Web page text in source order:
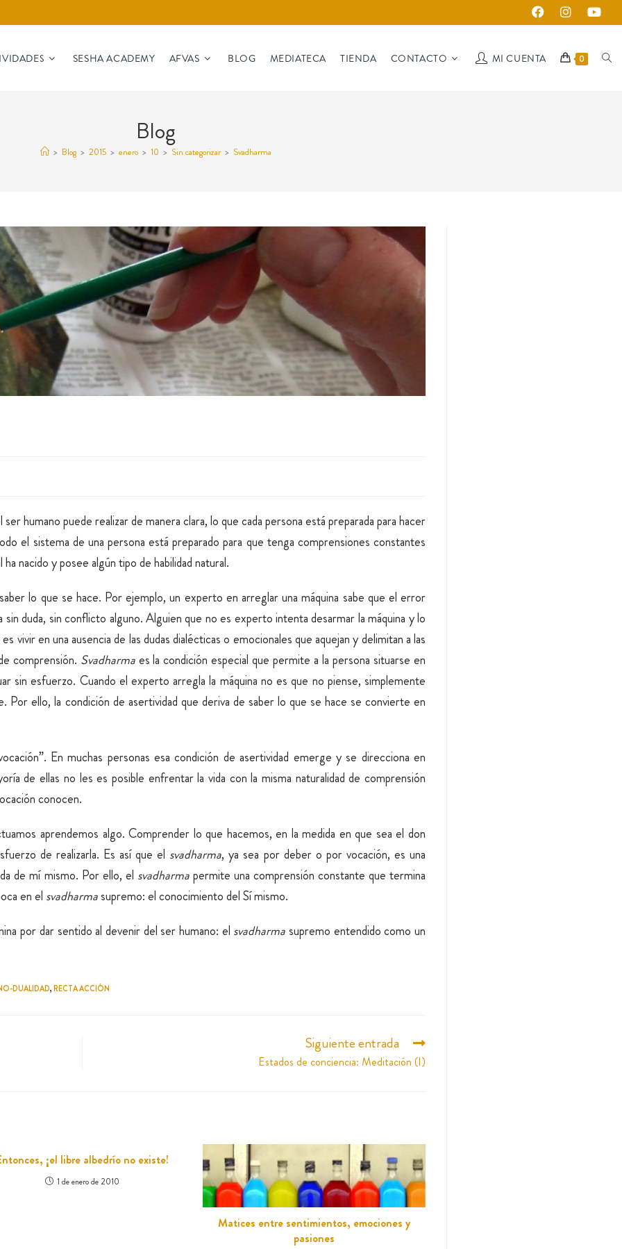
SESHA ACADEMY AFVAS BLOG MEDIATECA TIENDA CONTACTO MI CUENTA 0
Blog
> Blog > 2015 > enero > 10 > Sin categorizar > Svadharma
humano puede realizar de manera clara, lo que cada persona está preparada para hacer
el sistema de una persona está preparado para que tenga comprensiones constantes
nacido y posee algún tipo de habilidad natural.
lo que se hace. Por ejemplo, un experto en arreglar una máquina sabe que el error
sin duda, sin conflicto alguno. Alguien que no es experto intenta desarmar la máquina y lo
es vivir en una ausencia de las dudas dialécticas o emocionales que aquejan y delimitan a las
comprensión. Svadharmaes la condición especial que permite a la persona situarse en
sin esfuerzo. Cuando el experto arregla la máquina no es que no piense, simplemente
Por ello, la condición de asertividad que deriva de saber lo que se hace se convierte en
En muchas personas esa condición de asertividad emerge y se direcciona en
de ellas no les es posible enfrentar la vida con la misma naturalidad de comprensión
conocen.
aprendemos algo. Comprender lo que hacemos, en la medida en que sea el don
de realizarla. Es así que el svadharma, ya sea por deber o por vocación, es una
de mí mismo. Por ello, el svadharmapermite una comprensión constante que termina
en el svadharmasupremo: el conocimiento del Sí mismo.
por dar sentido al devenir del ser humano: el svadharma supremo entendido como un
DUALIDAD,RECTA ACCIÓN
Siguiente entrada
Estados de conciencia: Meditación (I)
¡el libre albedrío no existe!
1 de enero de 2010
Matices entre sentimientos, emociones y
pasiones